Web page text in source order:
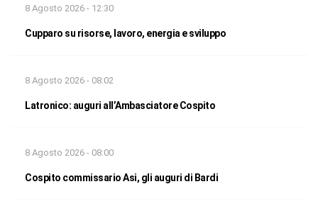
8 Agosto 2026 - 12:30
Cupparo su risorse, lavoro, energia e sviluppo
8 Agosto 2026 - 08:02
Latronico: auguri all’Ambasciatore Cospito
8 Agosto 2026 - 08:00
Cospito commissario Asi, gli auguri di Bardi